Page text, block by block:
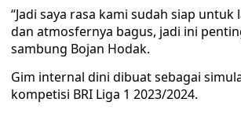
“Jadi saya rasa kami sudah siap
dan atmosfernya bagus, jadi ini
sambung Bojan Hodak.
Gim internal dini dibuat sebagai
kompetisi BRI Liga 1 2023/2024.